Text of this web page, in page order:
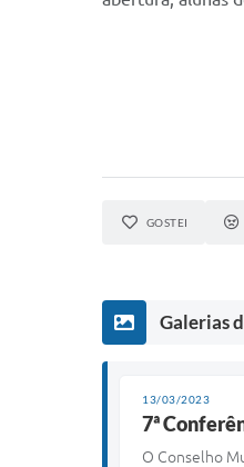
GOSTEI
Galerias
13/03/2023
7ª
O Conselho